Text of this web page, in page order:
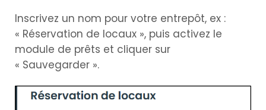
Inscrivez un nom pour votre entrepôt, ex :
« Réservation de locaux », puis activez le
module de prêts et cliquer sur
« Sauvegarder ».